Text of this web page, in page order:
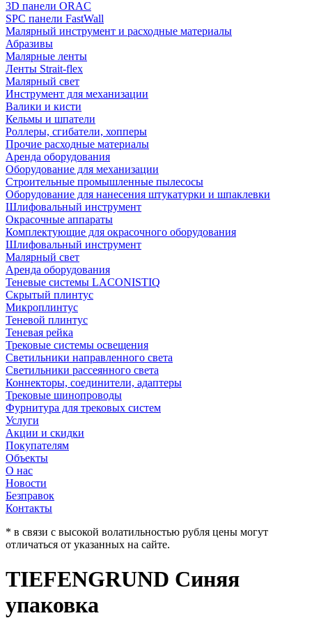
3D панели ORAC
SPC панели FastWall
Малярный инструмент и расходные материалы
Абразивы
Малярные ленты
Ленты Strait-flex
Малярный свет
Инструмент для механизации
Валики и кисти
Кельмы и шпатели
Роллеры, сгибатели, хопперы
Прочие расходные материалы
Аренда оборудования
Оборудование для механизации
Строительные промышленные пылесосы
Оборудование для нанесения штукатурки и шпаклевки
Шлифовальный инструмент
Окрасочные аппараты
Комплектующие для окрасочного оборудования
Шлифовальный инструмент
Малярный свет
Аренда оборудования
Теневые системы LACONISTIQ
Скрытый плинтус
Микроплинтус
Теневой плинтус
Теневая рейка
Трековые системы освещения
Светильники направленного света
Светильники рассеянного света
Коннекторы, соединители, адаптеры
Трековые шинопроводы
Фурнитура для трековых систем
Услуги
Акции и скидки
Покупателям
Объекты
О нас
Новости
Безправок
Контакты
* в связи с высокой волатильностью рубля цены могут
отличаться от указанных на сайте.
TIEFENGRUND Синяя
упаковка